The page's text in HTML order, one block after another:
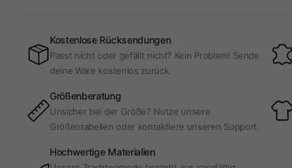
Kostenlose Rücksendungen
Passt nicht oder gefällt nicht? Kein Problem! Sende
deine Ware kostenlos zurück.
Größenberatung
Unsicher bei der Größe? Nutze unsere
Größentabellen oder kontaktiere unseren Support.
Hochwertige Materialien